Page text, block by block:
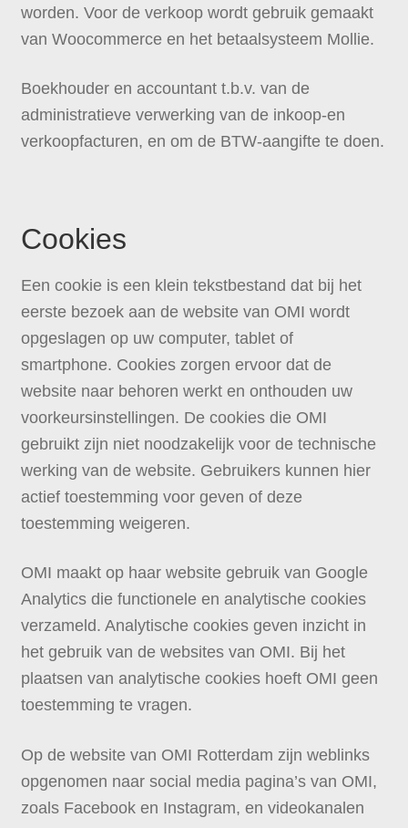
worden. Voor de verkoop wordt gebruik gemaakt
van Woocommerce en het betaalsysteem Mollie.
Boekhouder en accountant t.b.v. van de
administratieve verwerking van de inkoop-en
verkoopfacturen, en om de BTW-aangifte te doen.
Cookies
Een cookie is een klein tekstbestand dat bij het
eerste bezoek aan de website van OMI wordt
opgeslagen op uw computer, tablet of
smartphone. Cookies zorgen ervoor dat de
website naar behoren werkt en onthouden uw
voorkeursinstellingen. De cookies die OMI
gebruikt zijn niet noodzakelijk voor de technische
werking van de website. Gebruikers kunnen hier
actief toestemming voor geven of deze
toestemming weigeren.
OMI maakt op haar website gebruik van Google
Analytics die functionele en analytische cookies
verzameld. Analytische cookies geven inzicht in
het gebruik van de websites van OMI. Bij het
plaatsen van analytische cookies hoeft OMI geen
toestemming te vragen.
Op de website van OMI Rotterdam zijn weblinks
opgenomen naar social media pagina’s van OMI,
zoals Facebook en Instagram, en videokanalen